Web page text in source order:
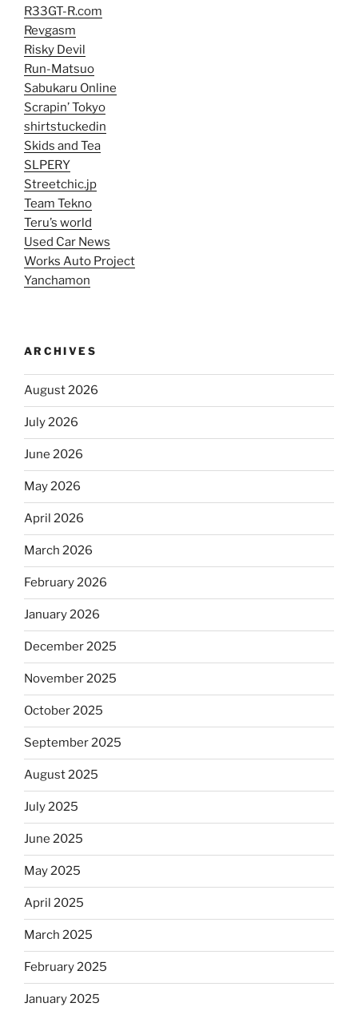
R33GT-R.com
Revgasm
Risky Devil
Run-Matsuo
Sabukaru Online
Scrapin’ Tokyo
shirtstuckedin
Skids and Tea
SLPERY
Streetchic.jp
Team Tekno
Teru’s world
Used Car News
Works Auto Project
Yanchamon
ARCHIVES
August 2026
July 2026
June 2026
May 2026
April 2026
March 2026
February 2026
January 2026
December 2025
November 2025
October 2025
September 2025
August 2025
July 2025
June 2025
May 2025
April 2025
March 2025
February 2025
January 2025